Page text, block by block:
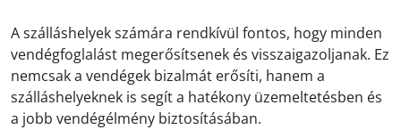
A szálláshelyek számára rendkívül fontos, hogy minden
vendégfoglalást megerősítsenek és visszaigazoljanak. Ez
nemcsak a vendégek bizalmát erősíti, hanem a
szálláshelyeknek is segít a hatékony üzemeltetésben és
a jobb vendégélmény biztosításában.